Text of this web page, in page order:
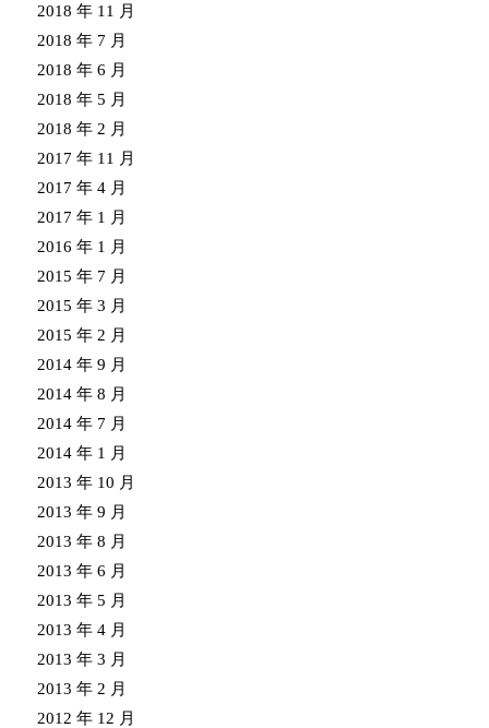
2018 年 11 月
2018 年 7 月
2018 年 6 月
2018 年 5 月
2018 年 2 月
2017 年 11 月
2017 年 4 月
2017 年 1 月
2016 年 1 月
2015 年 7 月
2015 年 3 月
2015 年 2 月
2014 年 9 月
2014 年 8 月
2014 年 7 月
2014 年 1 月
2013 年 10 月
2013 年 9 月
2013 年 8 月
2013 年 6 月
2013 年 5 月
2013 年 4 月
2013 年 3 月
2013 年 2 月
2012 年 12 月